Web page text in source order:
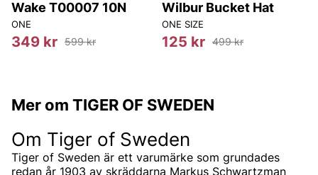
Wake T00007 10N
ONE
349 kr 599 kr
Wilbur Bucket Hat
ONE SIZE
125 kr 499 kr
Mer om TIGER OF SWEDEN
Om Tiger of Sweden
Tiger of Sweden är ett varumärke som grundades
redan år 1903 av skräddarna Markus Schwartzman